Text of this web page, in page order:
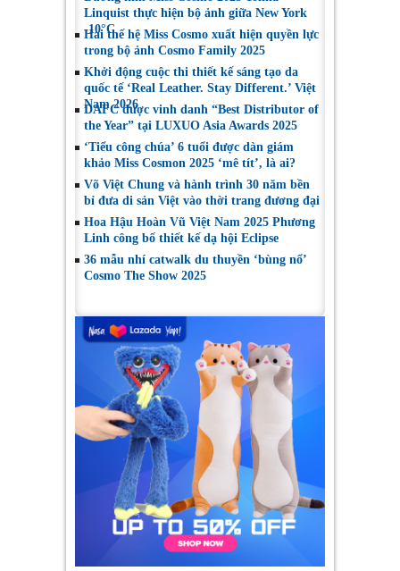
Linquist thực hiện bộ ảnh giữa New York
-10°C
Hai thế hệ Miss Cosmo xuất hiện quyền lực
trong bộ ảnh Cosmo Family 2025
Khởi động cuộc thi thiết kế sáng tạo da
quốc tế ‘Real Leather. Stay Different.’ Việt
Nam 2026
DAFC được vinh danh “Best Distributor of
the Year” tại LUXUO Asia Awards 2025
‘Tiểu công chúa’ 6 tuổi được dàn giám
khảo Miss Cosmon 2025 ‘mê tít’, là ai?
Võ Việt Chung và hành trình 30 năm bền
bỉ đưa di sản Việt vào thời trang đương đại
Hoa Hậu Hoàn Vũ Việt Nam 2025 Phương
Linh công bố thiết kế dạ hội Eclipse
36 mẫu nhí catwalk du thuyền ‘bùng nổ’
Cosmo The Show 2025